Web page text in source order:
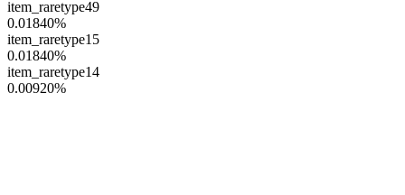
item_raretype49
0.01840%
item_raretype15
0.01840%
item_raretype14
0.00920%